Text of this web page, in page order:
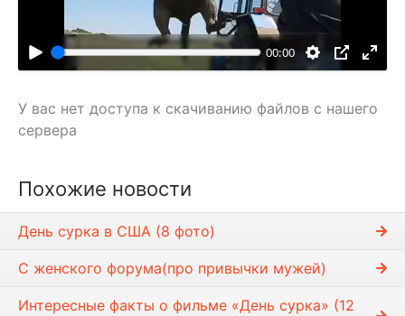
00:00
о
с
п
р
и
т
и
У вас нет доступа к скачиванию файлов с нашего
сервера
Похожие новости
День сурка в США (8 фото)
С женского форума(про привычки мужей)
Интересные факты о фильме «День сурка» (12